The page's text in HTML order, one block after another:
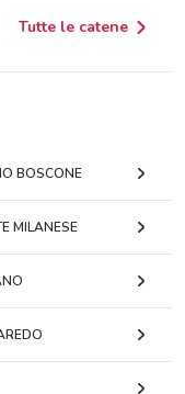
Tutte le catene
BOSCONE
MILANESE